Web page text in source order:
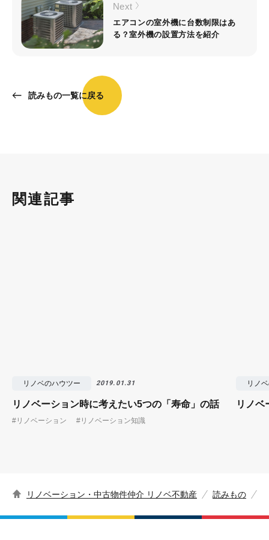
読みもの一覧に戻る
Next
エアコンの室外機に台数制限はあ
る？室外機の設置方法を紹介
関連記事
リノベのハウツー 2019.01.31
リノベーション時に考えたい5つの「寿命」の話
#リノベーション #リノベーション知識
リノ
リノベ
リノベーション・中古物件仲介 リノベ不動産 読みもの